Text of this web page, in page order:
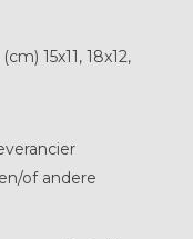
15x11, 18x12,
of andere